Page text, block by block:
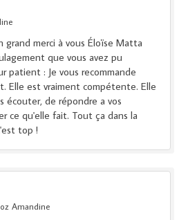
grand merci à vous Éloïse Matta
que vous avez pu
patient : Je vous recommande
Elle est vraiment compétente. Elle
écouter, de répondre a vos
ce qu'elle fait. Tout ça dans la
top !
Amandine